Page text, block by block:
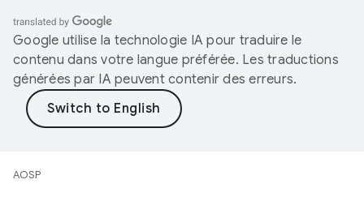
Google utilise la technologie IA pour traduire le
contenu dans votre langue préférée. Les traductions
générées par IA peuvent contenir des erreurs.
AOSP